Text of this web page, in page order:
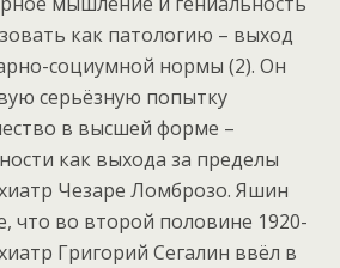
как патологию – выход
социумной нормы (2). Он
серьёзную попытку
в высшей форме –
как выхода за пределы
Чезаре Ломброзо. Яшин
что во второй половине 1920-
Григорий Сегалин ввёл в